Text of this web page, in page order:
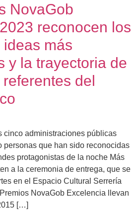
NovaGob
reconocen los
más
y la trayectoria de
del
cinco administraciones públicas
personas que han sido reconocidas
protagonistas de la noche Más
a la ceremonia de entrega, que se
en el Espacio Cultural Serrería
NovaGob Excelencia llevan
[…]